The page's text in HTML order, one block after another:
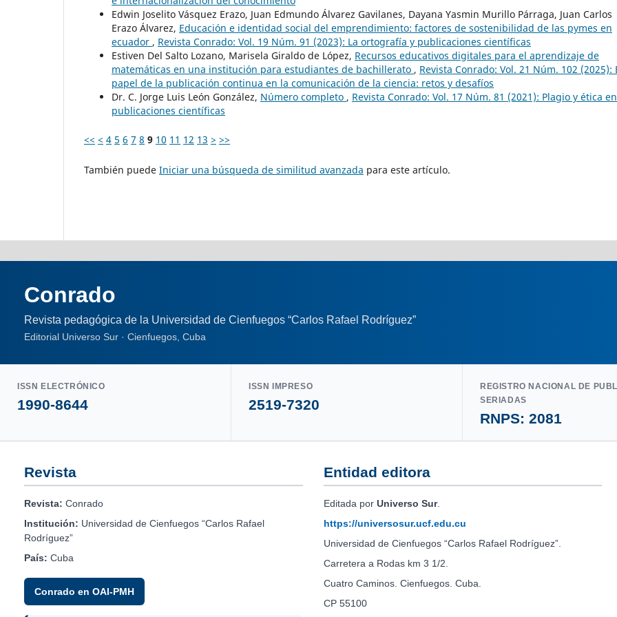
Edwin Joselito Vásquez Erazo, Juan Edmundo Álvarez Gavilanes, Dayana Yasmin Murillo Párraga, Juan Carlos
Erazo Álvarez, Educación e identidad social del emprendimiento: factores de sostenibilidad de las pymes en
ecuador , Revista Conrado: Vol. 19 Núm. 91 (2023): La ortografía y publicaciones científicas
Estiven Del Salto Lozano, Marisela Giraldo de López, Recursos educativos digitales para el aprendizaje de
matemáticas en una institución para estudiantes de bachillerato , Revista Conrado: Vol. 21 Núm. 102 (2025):
papel de la publicación continua en la comunicación de la ciencia: retos y desafíos
Dr. C. Jorge Luis León González, Número completo , Revista Conrado: Vol. 17 Núm. 81 (2021): Plagio y ética en
publicaciones científicas
<< < 4 5 6 7 8 9 10 11 12 13 > >>
También puede Iniciar una búsqueda de similitud avanzada para este artículo.
Conrado
Revista pedagógica de la Universidad de Cienfuegos “Carlos Rafael Rodríguez”
Editorial Universo Sur · Cienfuegos, Cuba
ISSN ELECTRÓNICO
1990-8644
ISSN IMPRESO
2519-7320
REGISTRO NACIONAL DE
SERIADAS
RNPS: 2081
Revista
Revista: Conrado
Institución: Universidad de Cienfuegos “Carlos Rafael
Rodríguez”
País: Cuba
Conrado en OAI-PMH
Entidad editora
Editada por Universo Sur.
https://universosur.ucf.edu.cu
Universidad de Cienfuegos “Carlos Rafael Rodríguez”.
Carretera a Rodas km 3 1/2.
Cuatro Caminos. Cienfuegos. Cuba.
CP 55100